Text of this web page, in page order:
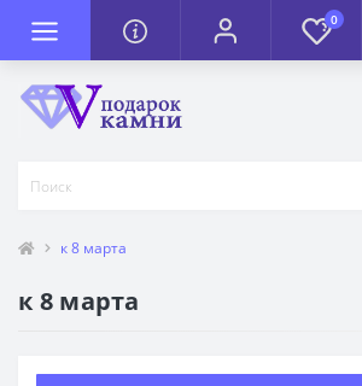
0
к 8 марта
к 8 марта